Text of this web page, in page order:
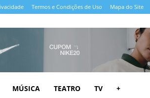
Termos e Condições de Uso Mapa do Site
MÚSICA TEATRO TV +